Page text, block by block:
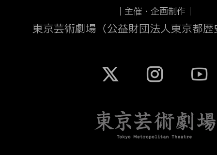
｜主催・企画制作｜
東京芸術劇場（公益財団法人東京都